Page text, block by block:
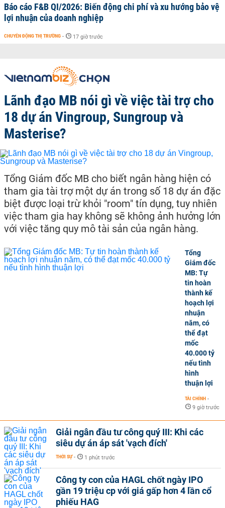
Báo cáo F&B QI/2026: Biến động chi phí và xu hướng bảo vệ
lợi nhuận của doanh nghiệp
CHUYỂN ĐỘNG THỊ TRƯỜNG - 17 giờ trước
Lãnh đạo MB nói gì về việc tài trợ cho
18 dự án Vingroup, Sungroup và
Masterise?
Tổng Giám đốc MB cho biết ngân hàng hiện có
tham gia tài trợ một dự án trong số 18 dự án đặc
biệt được loại trừ khỏi "room" tín dụng, tuy nhiên
việc tham gia hay không sẽ không ảnh hưởng lớn
với việc tăng quy mô tài sản của ngân hàng.
Tổng
Giám đốc
MB: Tự
tin hoàn
thành kế
hoạch lợi
nhuận
năm, có
thể đạt
mốc
40.000 tỷ
nếu tình
hình
thuận lợi
TÀI CHÍNH -
9 giờ trước
Giải ngân đầu tư công quý III: Khi các
siêu dự án áp sát 'vạch đích'
THỜI SỰ - 1 phút trước
Công ty con của HAGL chốt ngày IPO
gần 19 triệu cp với giá gấp hơn 4 lần cổ
phiếu HAG